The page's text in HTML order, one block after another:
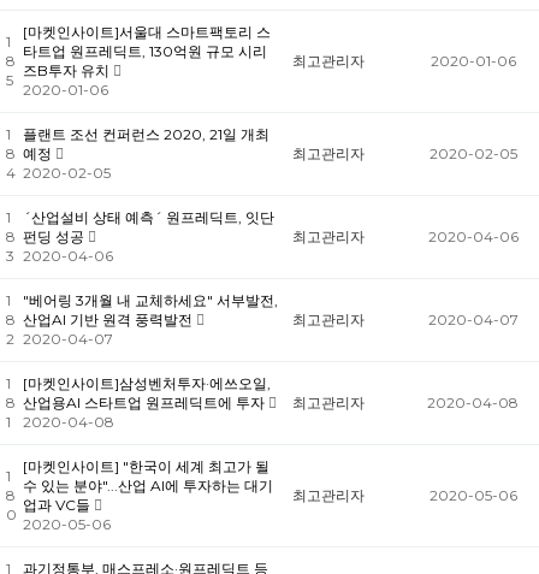
1
8
5
[마켓인사이트]서울대 스마트팩토리 스
타트업 원프레딕트, 130억원 규모 시리
즈B투자 유치
2020-01-06
최고관리자 2020-01-06
1
8
4
플랜트 조선 컨퍼런스 2020, 21일 개최
예정
2020-02-05
최고관리자 2020-02-05
1
8
3
´산업설비 상태 예측´ 원프레딕트, 잇단
펀딩 성공
2020-04-06
최고관리자 2020-04-06
1
8
2
"베어링 3개월 내 교체하세요" 서부발전,
산업AI 기반 원격 풍력발전
2020-04-07
최고관리자 2020-04-07
1
8
1
[마켓인사이트]삼성벤처투자·에쓰오일,
산업용AI 스타트업 원프레딕트에 투자
2020-04-08
최고관리자 2020-04-08
1
8
0
[마켓인사이트] "한국이 세계 최고가 될
수 있는 분야"...산업 AI에 투자하는 대기
업과 VC들
2020-05-06
최고관리자 2020-05-06
1 과기정통부, 매스프레소·원프레딕트 등